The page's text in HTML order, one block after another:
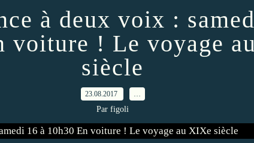
à deux voix :
voiture ! Le voyage
siècle
23.08.2017 …
Par figoli